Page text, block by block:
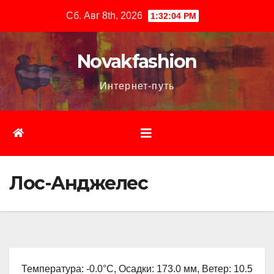
содержимому
Сб. Авг 8th, 2026 1:32:05 PM
Novakfashion
Интернет-путь
Лос-Анджелес
Температура: -0.0°C, Осадки: 173.0 мм, Ветер: 10.5